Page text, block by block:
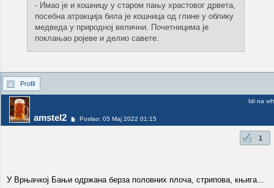
- Имао је и кошницу у старом пању храстовог дрвета,
посебна атракција била је кошница од глине у облику
медведа у природној велични. Почетницима је
поклањао ројеве и делио савете.
Profil
amstel2 Poslao: 05 Maj 2022 01:15
Idi na vrh
1
У Врњачкој Бањи одржана берза половних плоча, стрипова, књига...